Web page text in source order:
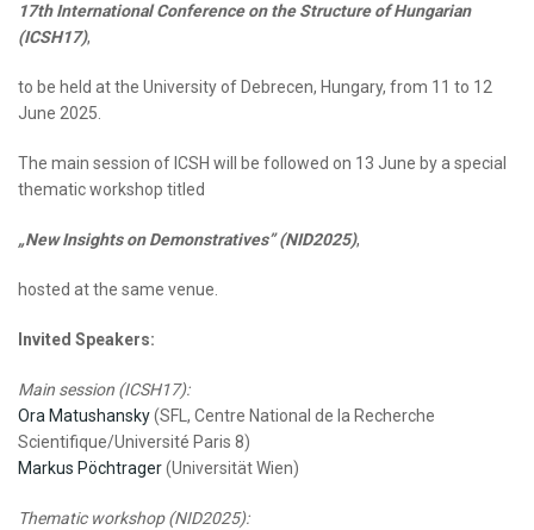
17th International Conference on the Structure of Hungarian
(ICSH17),
to be held at the University of Debrecen, Hungary, from 11 to 12
June 2025.
The main session of ICSH will be followed on 13 June by a special
thematic workshop titled
„New Insights on Demonstratives” (NID2025),
hosted at the same venue.
Invited Speakers:
Main session (ICSH17):
Ora Matushansky(SFL, Centre National de la Recherche
Scientifique/Université Paris 8)
Markus Pöchtrager(Universität Wien)
Thematic workshop (NID2025):